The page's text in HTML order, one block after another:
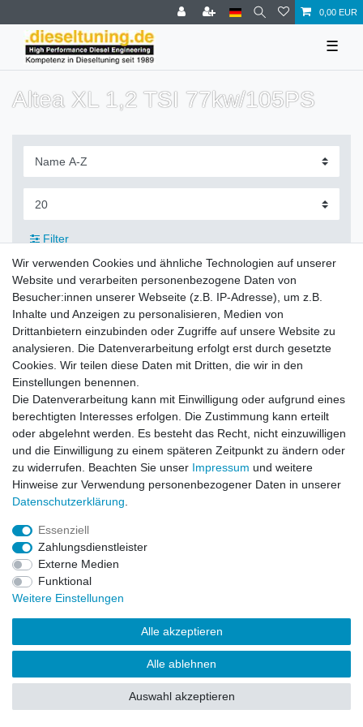
0,00 EUR
☰
Altea XL 1,2 TSI 77kw/105PS
Filter
Zahlung und Versand
Daten­schutz­erklärung
Barrierefreiheitserklärung Widerrufs­recht
Vertrag widerrufen
© Copyright 2026 | Alle Rechte vorbehalten.
Wir verwenden Cookies und ähnliche Technologien auf unserer
Website und verarbeiten personenbezogene Daten von
Besucher:innen unserer Webseite (z.B. IP-Adresse), um z.B.
Inhalte und Anzeigen zu personalisieren, Medien von
Drittanbietern einzubinden oder Zugriffe auf unsere Website zu
analysieren. Die Datenverarbeitung erfolgt erst durch gesetzte
Cookies. Wir teilen diese Daten mit Dritten, die wir in den
Einstellungen benennen.
Die Datenverarbeitung kann mit Einwilligung oder aufgrund eines
berechtigten Interesses erfolgen. Die Zustimmung kann erteilt
oder abgelehnt werden. Es besteht das Recht, nicht einzuwilligen
und die Einwilligung zu einem späteren Zeitpunkt zu ändern oder
zu widerrufen. Beachten Sie unser Impressum und weitere
Hinweise zur Verwendung personenbezogener Daten in unserer
Daten­schutz­erklärung
Essenziell
Zahlungsdienstleister
Externe Medien
Funktional
Weitere Einstellungen
Alle akzeptieren
Alle ablehnen
Auswahl akzeptieren